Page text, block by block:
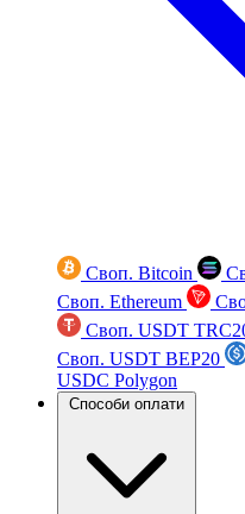
Своп. Bitcoin
Своп. Ethereum
Своп. USDT
Своп. USDT BEP20
USDC Polygon
Способи оплати